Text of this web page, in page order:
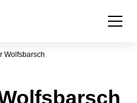
Wolfsbarsch